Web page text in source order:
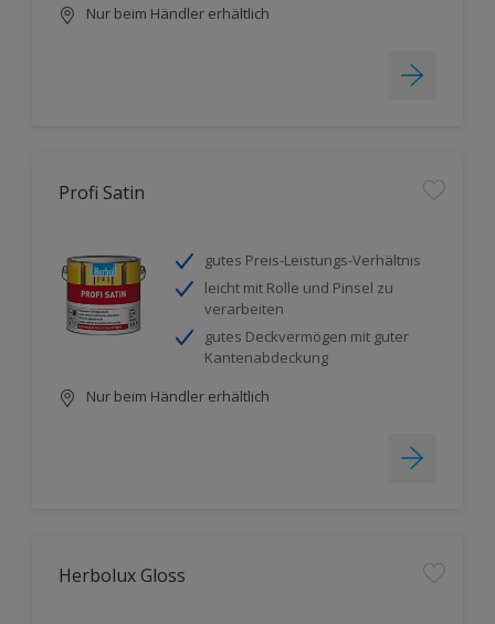
Nur beim Händler erhältlich
Profi Satin
gutes Preis-Leistungs-Verhältnis
leicht mit Rolle und Pinsel zu
verarbeiten
gutes Deckvermögen mit guter
Kantenabdeckung
Nur beim Händler erhältlich
Herbolux Gloss